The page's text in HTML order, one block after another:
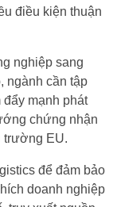
điều kiện thuận
nghiệp sang
ngành cần tập
mạnh phát
chứng nhận
trường EU.
để đảm bảo
doanh nghiệp